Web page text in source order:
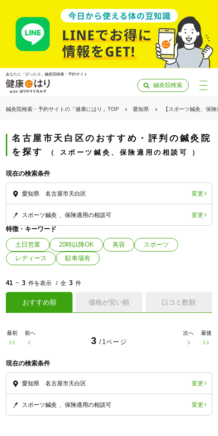
あなたに「ぴったり」鍼灸院検索・予約サイト
鍼灸院検索
鍼灸院検索・予約サイトの「健康にはり」TOP 愛知県 【スポーツ鍼灸、保
名古屋市天白区のおすすめ・評判の鍼灸院
を探す
スポーツ鍼灸、保険適用の相談可
現在の検索条件
愛知県 名古屋市天白区 変更
スポーツ鍼灸 保険適用の相談可 変更
特徴・キーワード
土日営業 20時以降OK 美容
スポーツ
レディース
駐車場有
41 ~ 3 件を表示 全 3 件
おすすめ順 価格が安い順 口コミ数順
最初 前へ
3 /1ページ
次へ 最後
現在の検索条件
愛知県 名古屋市天白区 変更
スポーツ鍼灸 保険適用の相談可 変更
「健康にはりを見た」